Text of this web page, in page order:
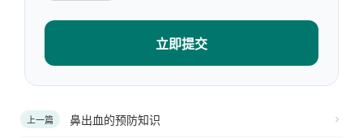
立即提交
上一篇 鼻出血的预防知识